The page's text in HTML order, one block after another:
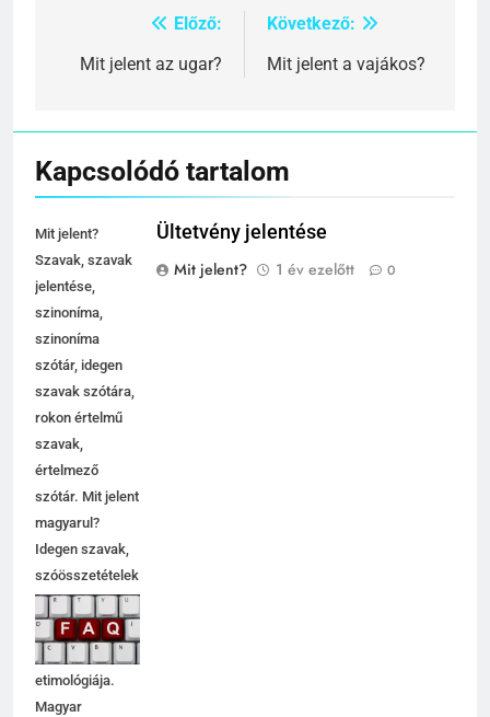
Kapcsolódó tartalom
Mit jelent?
Szavak, szavak
jelentése,
szinoníma,
szinoníma
szótár, idegen
szavak szótára,
rokon értelmű
szavak,
értelmező
szótár. Mit jelent
magyarul?
Idegen szavak,
szóösszetételek
jelentése,
magyarázata,
használata,
etimológiája.